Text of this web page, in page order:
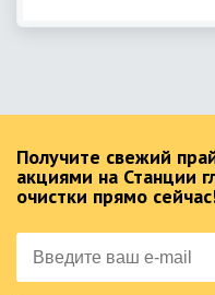
Получите свежий
акциями на Станции
очистки прямо